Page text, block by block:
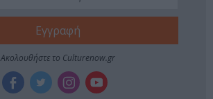
Ακολουθήστε το Culturenow.gr